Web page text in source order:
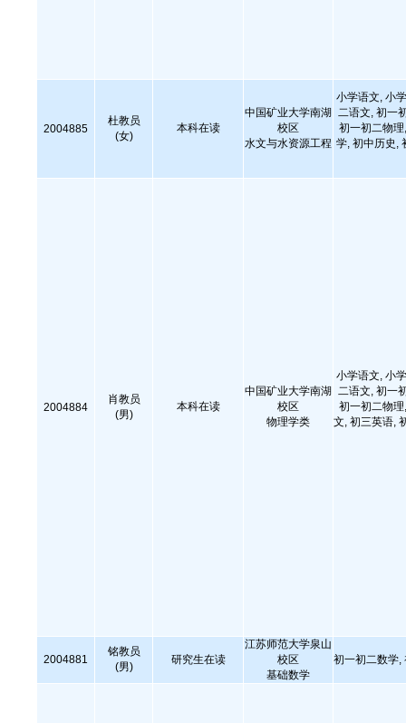
2004885
杜教员
(女)
本科在读
中国矿业大学南湖
校区
水文与水资源工程
小学语文, 小
二语文, 初一
初一初二物
学, 初中历史,
2004884
肖教员
(男)
本科在读
中国矿业大学南湖
校区
物理学类
小学语文, 小
二语文, 初一
初一初二物
文, 初三英语,
2004881
铭教员
(男)
研究生在读
江苏师范大学泉山
校区
基础数学
初一初二数学,